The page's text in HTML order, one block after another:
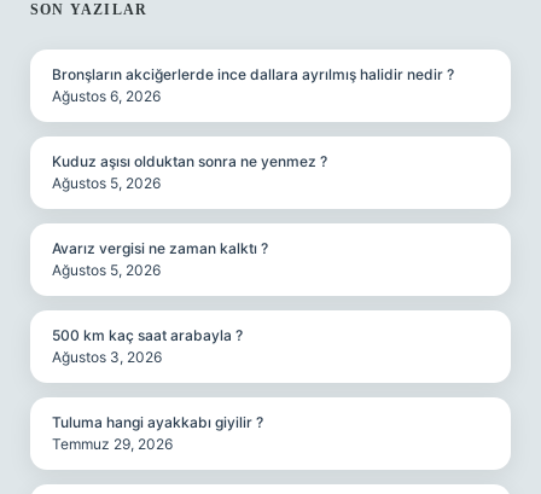
SIDEBAR
SON YAZILAR
Bronşların akciğerlerde ince dallara ayrılmış halidir nedir ?
Ağustos 6, 2026
Kuduz aşısı olduktan sonra ne yenmez ?
Ağustos 5, 2026
Avarız vergisi ne zaman kalktı ?
Ağustos 5, 2026
500 km kaç saat arabayla ?
Ağustos 3, 2026
Tuluma hangi ayakkabı giyilir ?
Temmuz 29, 2026